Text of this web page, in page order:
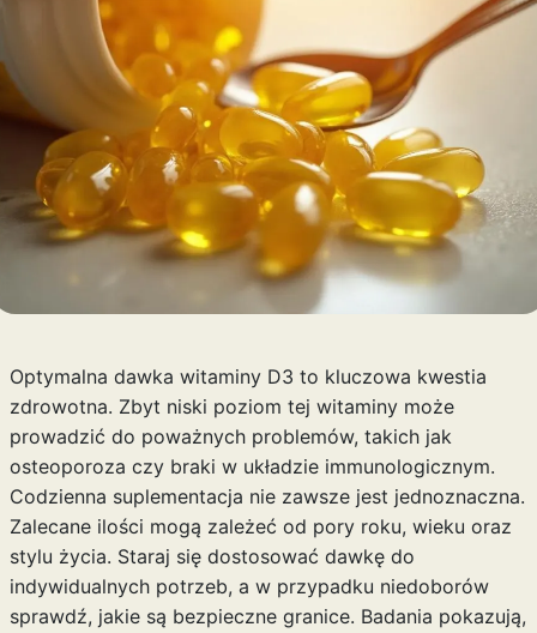
Optymalna dawka witaminy D3 to kluczowa kwestia
zdrowotna. Zbyt niski poziom tej witaminy może
prowadzić do poważnych problemów, takich jak
osteoporoza czy braki w układzie immunologicznym.
Codzienna suplementacja nie zawsze jest jednoznaczna.
Zalecane ilości mogą zależeć od pory roku, wieku oraz
stylu życia. Staraj się dostosować dawkę do
indywidualnych potrzeb, a w przypadku niedoborów
sprawdź, jakie są bezpieczne granice. Badania pokazują,